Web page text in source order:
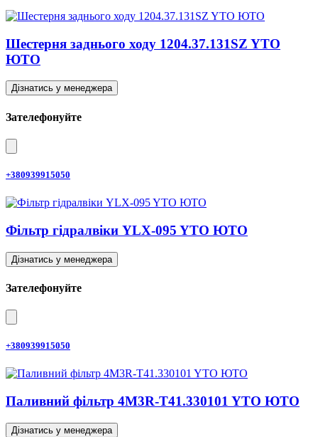
Шестерня заднього ходу 1204.37.131SZ YTO
ЮТО
Дізнатись у менеджера
Зателефонуйте
+380939915050
Фільтр гідралвіки YLX-095 YTO ЮТО
Дізнатись у менеджера
Зателефонуйте
+380939915050
Паливний фільтр 4M3R-T41.330101 YTO ЮТО
Дізнатись у менеджера